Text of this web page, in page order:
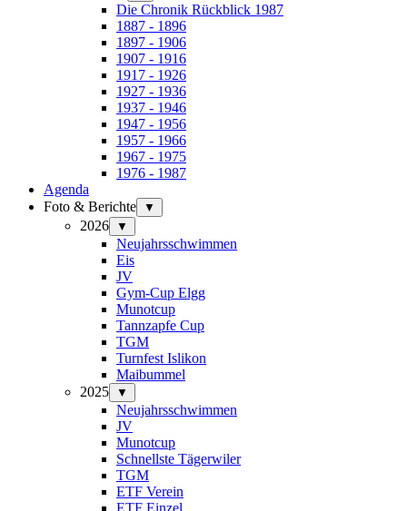
Die Chronik Rückblick 1987
1887 - 1896
1897 - 1906
1907 - 1916
1917 - 1926
1927 - 1936
1937 - 1946
1947 - 1956
1957 - 1966
1967 - 1975
1976 - 1987
Agenda
Foto & Berichte
▼
2026 ▼
Neujahrsschwimmen
Eis
JV
Gym-Cup Elgg
Munotcup
Tannzapfe Cup
TGM
Turnfest Islikon
Maibummel
2025
▼
Neujahrsschwimmen
JV
Munotcup
Schnellste Tägerwiler
TGM
ETF Verein
ETF Einzel